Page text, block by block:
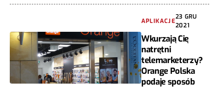
APLIKACJE
23 GRU
2021
Wkurzają Cię
natrętni
telemarketerzy?
Orange Polska
podaje sposób